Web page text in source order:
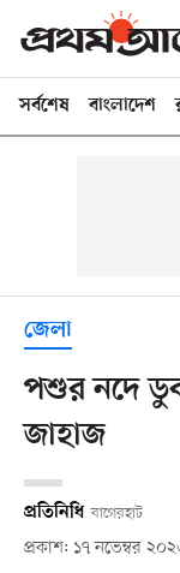
সর্বশেষ বাংলাদেশ
জেলা
পশুর নদে
জাহাজ
প্রতিনিধি বাগেরহাট
প্রকাশ: ১৭ নভেম্বর